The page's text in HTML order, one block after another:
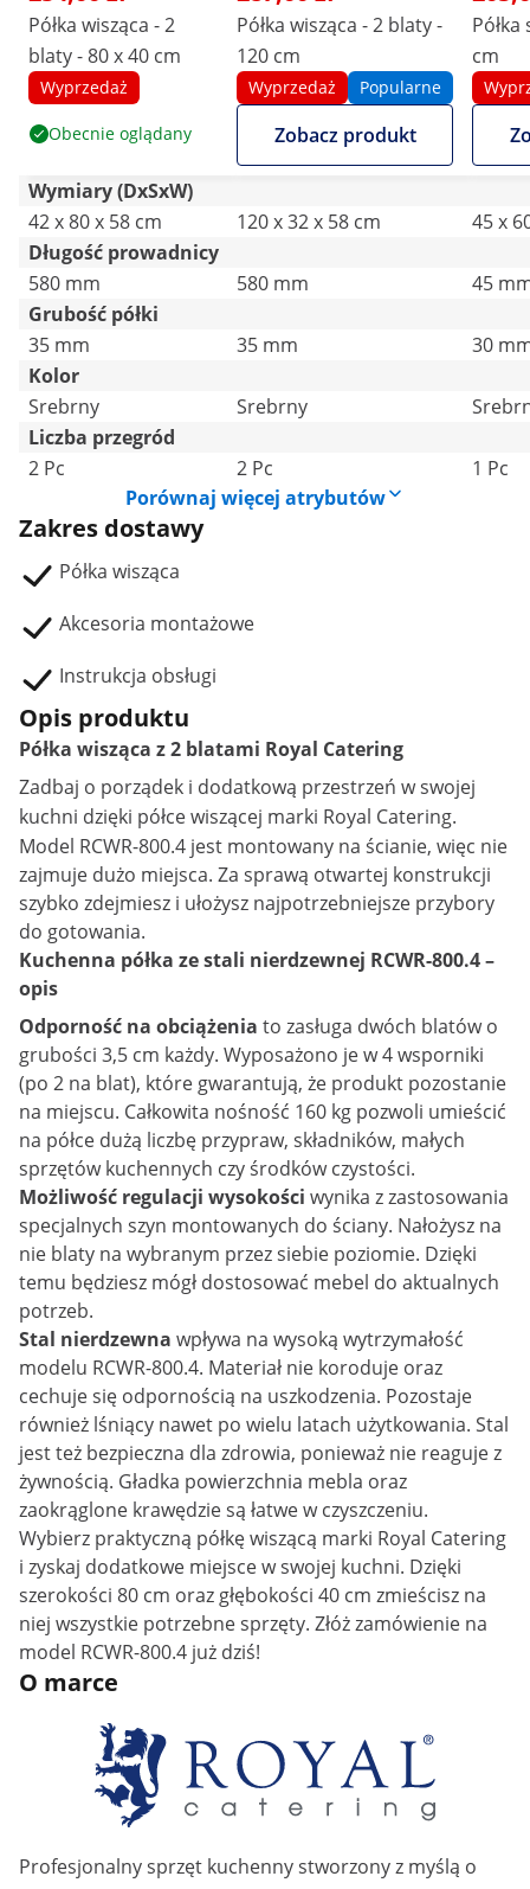
Półka wisząca - 2
blaty - 80 x 40 cm
Wyprzedaż
Obecnie oglądany
Półka wisząca - 2 blaty -
120 cm
Wyprzedaż Popularne
Zobacz produkt
Półka
cm
Wymiary (DxSxW)
42 x 80 x 58 cm
120 x 32 x 58 cm
45 x
Długość prowadnicy
580 mm
580 mm
45
Grubość półki
35 mm
35 mm
30
Kolor
Srebrny
Srebrny
Liczba przegród
2 Pc
2 Pc
1 Pc
Porównaj więcej atrybutów
Zakres dostawy
Półka wisząca
Akcesoria montażowe
Instrukcja obsługi
Opis produktu
Półka wisząca z 2 blatami Royal Catering
Zadbaj o porządek i dodatkową przestrzeń w swojej
kuchni dzięki półce wiszącej marki Royal Catering.
Model RCWR-800.4 jest montowany na ścianie, więc nie
zajmuje dużo miejsca. Za sprawą otwartej konstrukcji
szybko zdejmiesz i ułożysz najpotrzebniejsze przybory
do gotowania.
Kuchenna półka ze stali nierdzewnej RCWR-800.4 –
opis
Odporność na obciążenia to zasługa dwóch blatów o
grubości 3,5 cm każdy. Wyposażono je w 4 wsporniki
(po 2 na blat), które gwarantują, że produkt pozostanie
na miejscu. Całkowita nośność 160 kg pozwoli umieścić
na półce dużą liczbę przypraw, składników, małych
sprzętów kuchennych czy środków czystości.
Możliwość regulacji wysokości wynika z zastosowania
specjalnych szyn montowanych do ściany. Nałożysz na
nie blaty na wybranym przez siebie poziomie. Dzięki
temu będziesz mógł dostosować mebel do aktualnych
potrzeb.
Stal nierdzewna wpływa na wysoką wytrzymałość
modelu RCWR-800.4. Materiał nie koroduje oraz
cechuje się odpornością na uszkodzenia. Pozostaje
również lśniący nawet po wielu latach użytkowania. Stal
jest też bezpieczna dla zdrowia, ponieważ nie reaguje z
żywnością. Gładka powierzchnia mebla oraz
zaokrąglone krawędzie są łatwe w czyszczeniu.
Wybierz praktyczną półkę wiszącą marki Royal Catering
i zyskaj dodatkowe miejsce w swojej kuchni. Dzięki
szerokości 80 cm oraz głębokości 40 cm zmieścisz na
niej wszystkie potrzebne sprzęty. Złóż zamówienie na
model RCWR-800.4 już dziś!
O marce
Profesjonalny sprzęt kuchenny stworzony z myślą o